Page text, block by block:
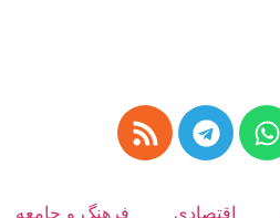
اقتصادی فرهنگ و جامعه